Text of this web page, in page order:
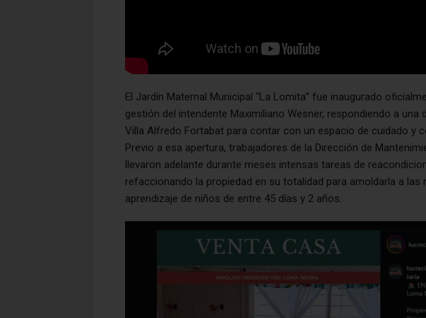
El Jardín Maternal Municipal “La Lomita” fue inaugurado
gestión del intendente Maximiliano Wesner, respondiendo a
Villa Alfredo Fortabat para contar con un espacio de cuidado y
Previo a esa apertura, trabajadores de la Dirección de
llevaron adelante durante meses intensas tareas de
refaccionando la propiedad en su totalidad para amoldarla a
aprendizaje de niños de entre 45 días y 2 años.